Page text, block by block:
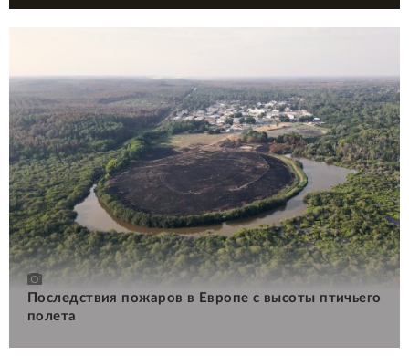
Последствия пожаров в Европе с высоты птичьего
полета